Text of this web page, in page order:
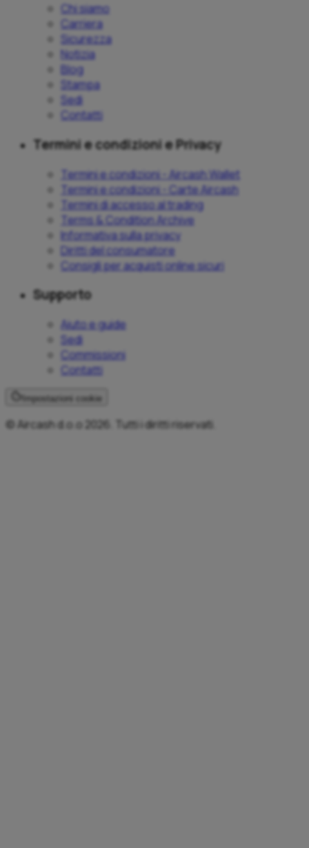
Chi siamo
Carriera
Sicurezza
Notizia
Blog
Stampa
Sedi
Contatti
Termini e condizioni e Privacy
Termini e condizioni - Aircash Wallet
Termini e condizioni - Carte Aircash
Termini di accesso al trading
Terms & Condition Archive
Informativa sulla privacy
Diritti del consumatore
Consigli per acquisti online sicuri
Supporto
Aiuto e guide
Sedi
Commissioni
Contatti
Impostazioni cookie
© Aircash d.o.o 2026. Tutti i diritti riservati.